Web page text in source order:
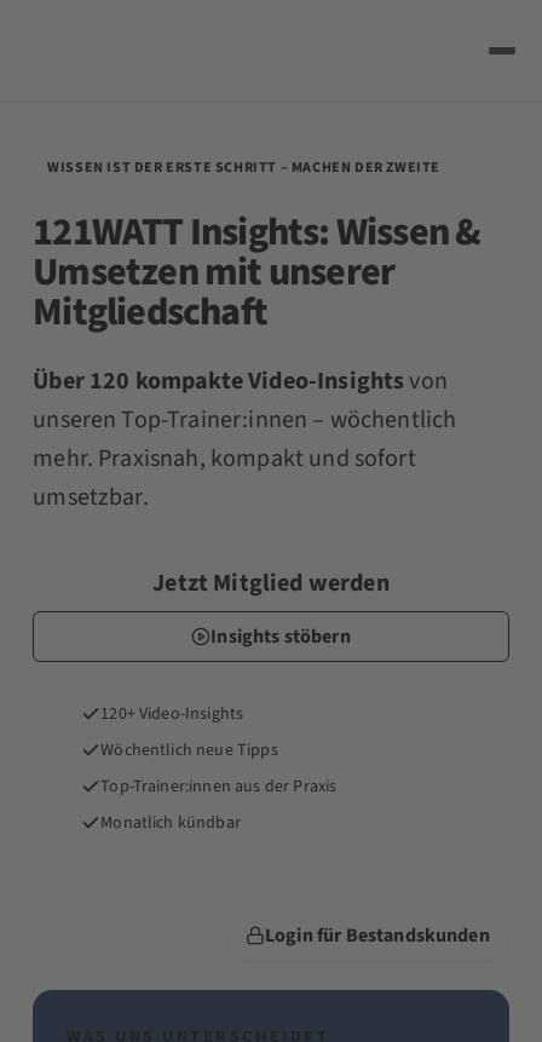
WISSEN IST DER ERSTE SCHRITT – MACHEN DER ZWEITE
121WATT Insights:Wissen &
Umsetzenmit unserer
Mitgliedschaft
Über 120 kompakte Video-Insightsvon
unseren Top-Trainer:innen – wöchentlich
mehr. Praxisnah, kompakt und sofort
umsetzbar.
Jetzt Mitglied werden
Insights stöbern
120+ Video-Insights
Wöchentlich neue Tipps
Top-Trainer:innen aus der Praxis
Monatlich kündbar
Login für Bestandskunden
WAS UNS UNTERSCHEIDET